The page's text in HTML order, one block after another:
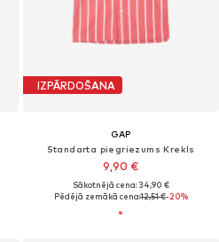
IZPĀRDOŠANA
GAP
Standarta piegriezums Krekls
9,90 €
Sākotnējā cena: 34,90 €
Pēdējā zemākā cena:12,51 €-20%